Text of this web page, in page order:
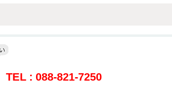
TEL : 088-821-7250